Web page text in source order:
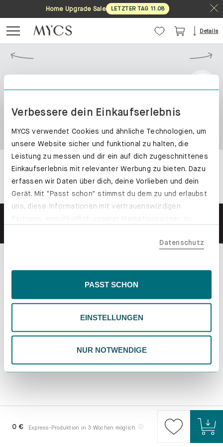
Verbessere dein Einkaufserlebnis
MYCS verwendet Cookies und ähnliche Technologien, um
unsere Website sicher und funktional zu halten, die
Leistung zu messen und dir ein auf dich zugeschnittenes
Einkaufserlebnis mit relevanter Werbung zu bieten. Dazu
erfassen wir Daten über dich, deine Vorlieben und dein
Gerät. Mit "Passt schon" stimmst du dem zu und erlaubst
uns, diese Informationen mit vertrauenswürdigen
der EU, beispielsweise in den USA, verarbeitet werden
Inhalte eingeschränkt sein könnten. Wähle
deiner Präferenzen. Du kannst deine Wahl jederzeit
ändern. Weitere Informationen findest du in unserer
Datenschutzrichtlinie.
Datenschutz
PASST SCHON
EINSTELLUNGEN
NUR NOTWENDIGE
Home Upgrade Sale LETZTER TAG 11 .08
Details
0 € Express-Produktion in 3 Wochen möglich